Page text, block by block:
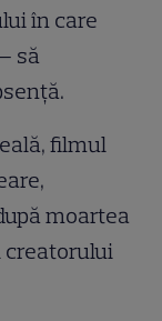
în care
să
filmul
moartea
creatorului